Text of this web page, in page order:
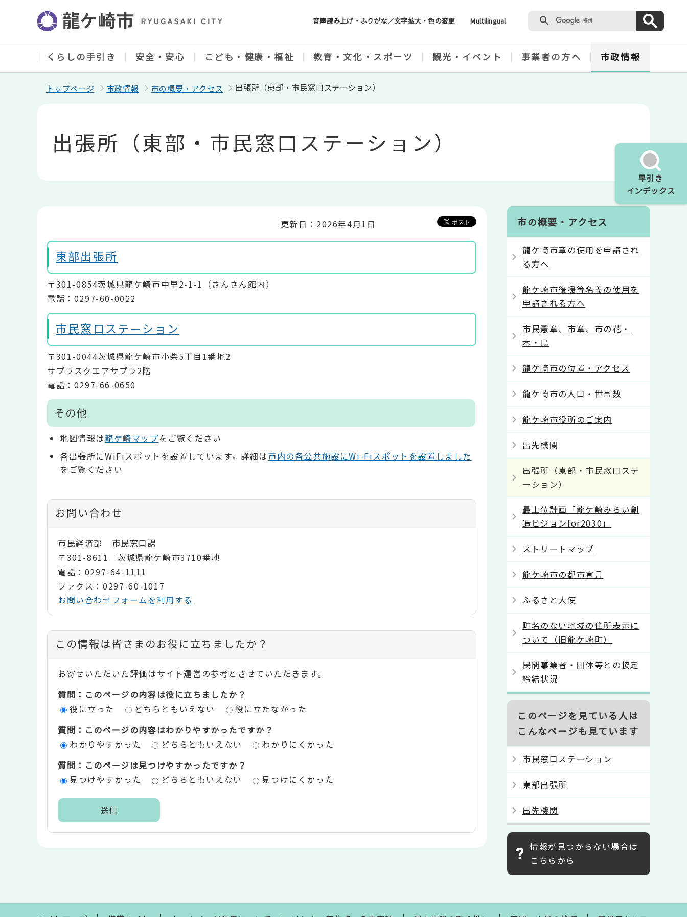
ジ
音声読み上げ・ふりがな／文字拡大・色の変更 Multilingual
早引き
インデックス
くらしの手引き 安全・安心 こども・健康・福祉 教育・文化・スポーツ 観光・イベント 事業者の方へ 市政情報
トップページ 市政情報 市の概要・アクセス 出張所（東部・市民窓口ステーション）
出張所（東部・市民窓口ステーション）
更新日：2026年4月1日
東部出張所
〒301-0854茨城県龍ケ崎市中里2-1-1（さんさん館内）
電話：0297-60-0022
市民窓口ステーション
〒301-0044茨城県龍ケ崎市小柴5丁目1番地2
サプラスクエアサプラ2階
電話：0297-66-0650
その他
地図情報は龍ケ崎マップをご覧ください
各出張所にWiFiスポットを設置しています。詳細は市内の各公共施設にWi-Fiスポットを設置しました
をご覧ください
お問い合わせ
市民経済部 市民窓口課
〒301-8611 茨城県龍ケ崎市3710番地
電話：0297-64-1111
ファクス：0297-60-1017
お問い合わせフォームを利用する
コ
ン
テ
ン
評
エ
この情報は皆さまのお役に立ちましたか？
お寄せいただいた評価はサイト運営の参考とさせていただきます。
質問：このページの内容は役に立ちましたか？
役に立った
どちらともいえない
役に立たなかった
質問：このページの内容はわかりやすかったですか？
わかりやすかった
どちらともいえない
わかりにくかった
質問：このページは見つけやすかったですか？
見つけやすかった
どちらともいえない 見つけにくかった
市の概要・アクセス
龍ケ崎市章の使用を申請され
る方へ
龍ケ崎市後援等名義の使用を
申請される方へ
市民憲章、市章、市の花・
木・鳥
龍ケ崎市の位置・アクセス
龍ケ崎市の人口・世帯数
龍ケ崎市役所のご案内
出先機関
出張所（東部・市民窓口ステ
ーション）
最上位計画「龍ケ崎みらい創
造ビジョンfor2030」
ストリートマップ
龍ケ崎市の都市宣言
ふるさと大使
町名のない地域の住所表示に
ついて（旧龍ケ崎町）
民間事業者・団体等との協定
締結状況
このページを見ている人は
こんなページも見ています
市民窓口ステーション
東部出張所
出先機関
情報が見つからない場合は
こちらから